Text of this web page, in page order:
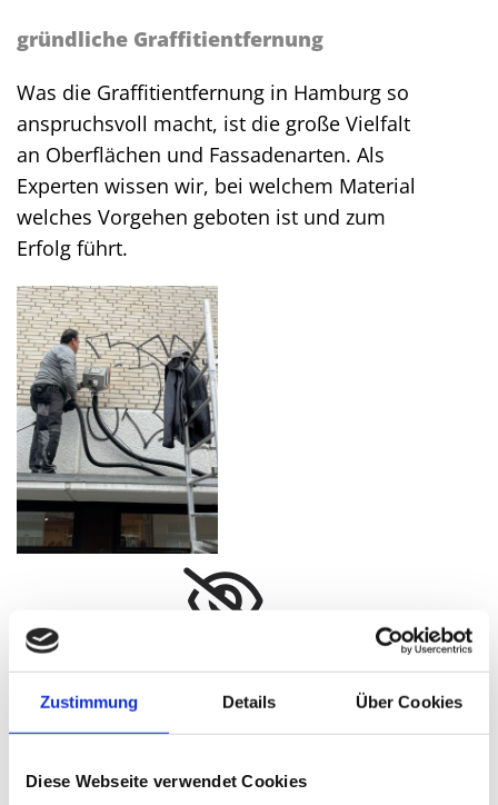
Zustimmung Details Über Cookies
Diese Webseite verwendet Cookies
gründliche Graffitientfernung
Was die Graffitientfernung in Hamburg so
anspruchsvoll macht, ist die große Vielfalt
an Oberflächen und Fassadenarten. Als
Experten wissen wir, bei welchem Material
welches Vorgehen geboten ist und zum
Erfolg führt.
Bitte akzeptieren Sie Marketing-Cookies, um
dieses Video anzusehen.
Accept cookies